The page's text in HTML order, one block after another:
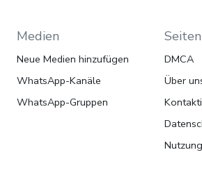
Medien
Neue Medien hinzufügen
WhatsApp-Kanäle
WhatsApp-Gruppen
Seiten
DMCA
Über